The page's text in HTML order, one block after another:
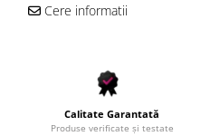
Cere informatii
Calitate Garantată
Produse verificate și testate